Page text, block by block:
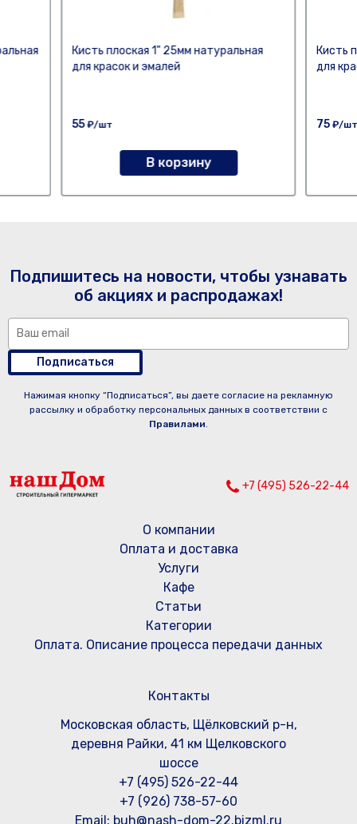
Кисть плоская 1" 25мм натуральная
для красок и эмалей
55₽/шт
В корзину
Кисть
для
75 ₽/
Подпишитесь на новости, чтобы узнавать
об акциях и распродажах!
Подписаться
Нажимая кнопку “Подписаться”, вы даете согласие на рекламную
рассылку и обработку персональных данных в соответствии с
Правилами.
+7 (495) 526-22-44
О компании
Оплата и доставка
Услуги
Кафе
Статьи
Категории
Оплата. Описание процесса передачи данных
Контакты
Московская область, Щёлковский р-н,
деревня Райки, 41 км Щелковского
шоссе
+7 (495) 526-22-44
+7 (926) 738-57-60
Email: buh@nash-dom-22.bizml.ru